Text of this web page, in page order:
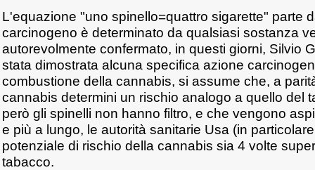
L'equazione "uno spinello=quattro sigarette" parte
carcinogeno è determinato da qualsiasi sostanza
autorevolmente confermato, in questi giorni, Silvio
stata dimostrata alcuna specifica azione
combustione della cannabis, si assume che, a
cannabis determini un rischio analogo a quello del
però gli spinelli non hanno filtro, e che vengono
e più a lungo, le autorità sanitarie Usa (in
potenziale di rischio della cannabis sia 4 volte
tabacco.